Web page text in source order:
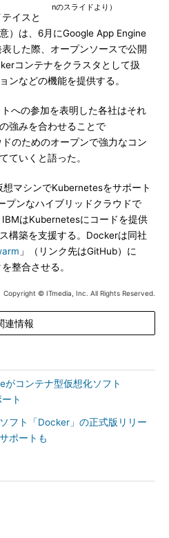
nのスライドより）
イスと
）は、6月にGoogle App Engine
した際、オープンソースで公開
コンテナをクラスタとして扱
ンなどの機能を提供する。
への参加を表明した各社はそれ
強みを合わせることで
のためのオープンで強力なコン
ていくと語った。
マシンでKubernetesをサポート
プンなハイブリッドクラウドで
はKubernetesにコードを提供
構築を支援する。Dockerは同社
」（リンク先はGitHub）に
整合させる。
Copyright © ITmedia, Inc. All Rights Reserved.
連情報
がコンテナ型仮想化ソフト
ト
フト「Docker」の正式版リリー
ポートも